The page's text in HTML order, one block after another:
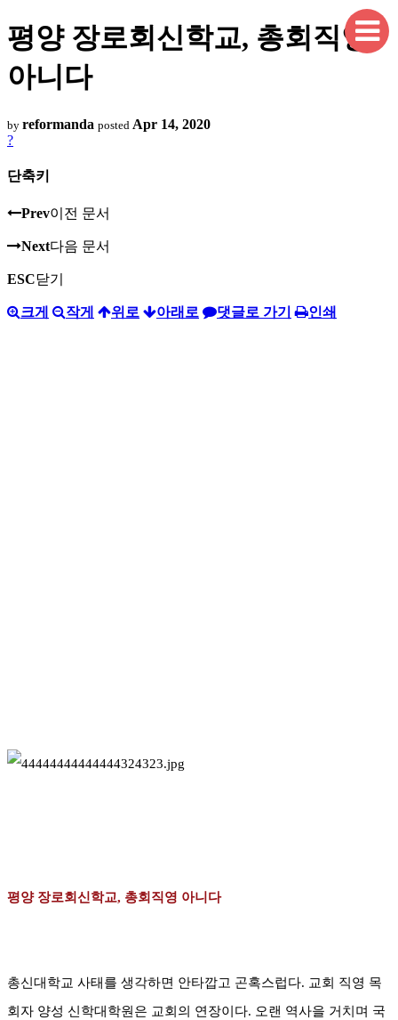
평양 장로회신학교, 총회직영
아니다
by reformanda posted Apr 14, 2020
?
단축키
Prev이전 문서
Next다음 문서
ESC닫기
크게 작게 위로 아래로 댓글로 가기 인쇄
평양 장로회신학교, 총회직영 아니다
총신대학교 사태를 생각하면 안타깝고 곤혹스럽다. 교회 직영 목
회자 양성 신학대학원은 교회의 연장이다. 오랜 역사을 거치며 국